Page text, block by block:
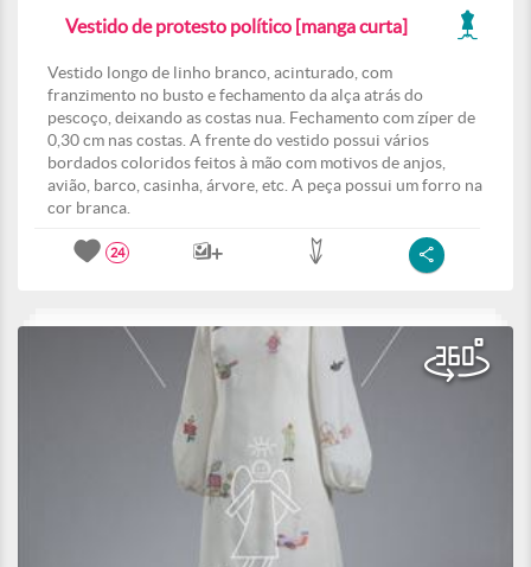
Vestido de protesto político [manga curta]
Vestido longo de linho branco, acinturado, com
franzimento no busto e fechamento da alça atrás do
pescoço, deixando as costas nua. Fechamento com zíper de
0,30 cm nas costas. A frente do vestido possui vários
bordados coloridos feitos à mão com motivos de anjos,
avião, barco, casinha, árvore, etc. A peça possui um forro na
cor branca.
24